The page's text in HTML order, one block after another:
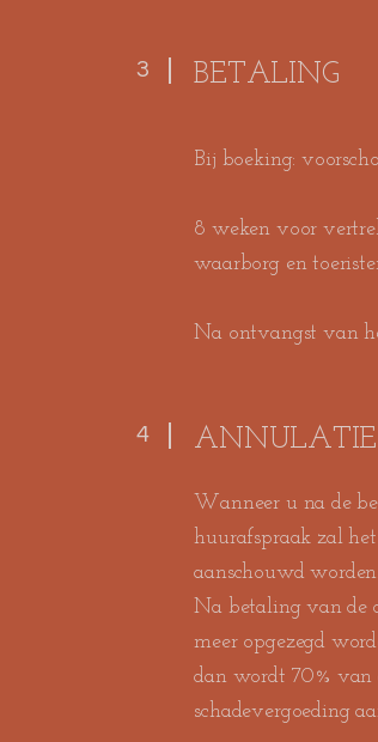
3 BETALING
Bij boeking:
8 weken voor
waarborg en
Na ontvangst van
4 ANNULATIE
Wanneer u na de
huurafspraak zal
aanschouwd worden.
Na betaling van de
meer opgezegd
dan wordt 70% van
schadevergoeding